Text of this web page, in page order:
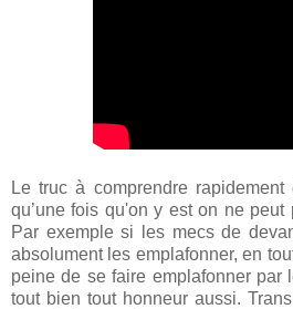
Le truc à comprendre
qu’une fois qu'on y est on ne peut
Par exemple si les mecs de
absolument les emplafonner, en
peine de se faire emplafonner par
tout bien tout honneur aussi.